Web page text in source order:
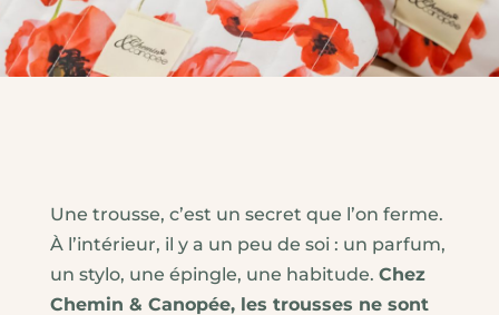
Une trousse, c’est un secret que l’on ferme.
À l’intérieur, il y a un peu de soi : un parfum,
un stylo, une épingle, une habitude. Chez
Chemin & Canopée, les trousses ne sont